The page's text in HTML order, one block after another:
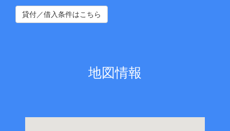
貸付／借入条件はこちら
地図情報